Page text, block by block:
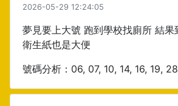
2026-05-29 12:24:05
夢見要上大號 跑到學校找廁所 結果
衛生紙也是大便
號碼分析：06, 07, 10, 14, 16, 19, 28